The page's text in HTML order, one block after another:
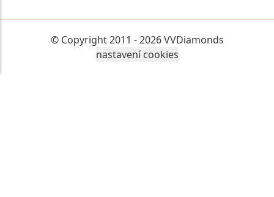
© Copyright 2011 - 2026 VVDiamonds
nastavení cookies